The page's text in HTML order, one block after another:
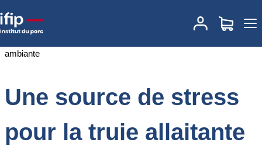
Accueil
Une source de stress pour la truie
allaitante : la température ambiante
Une source de stress
pour la truie allaitante